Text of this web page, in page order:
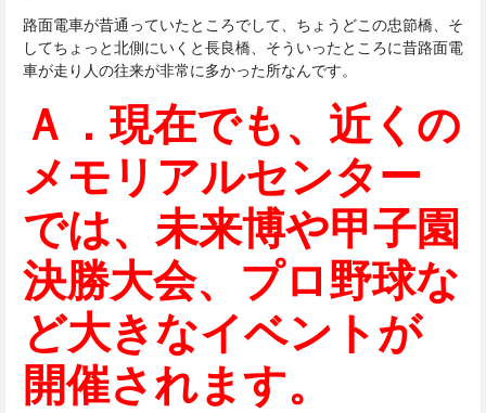
路面電車が昔通っていたところでして、ちょうどこの忠節橋、そ
してちょっと北側にいくと長良橋、 そういったところに昔路面電
車が走り人の往来が非常に多かった所なんです。
Ａ．現在でも、近くの
メモリアルセンター
では、未来博や甲子園
決勝大会、プロ野球な
ど大きなイベントが
開催されます。